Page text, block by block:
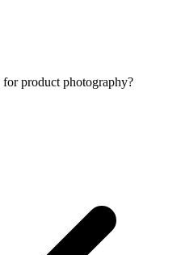
product photography?